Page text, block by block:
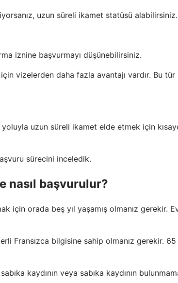
uzun süreli ikamet statüsü alabilirsiniz.
iznine başvurmayı düşünebilirsiniz.
vizelerden daha fazla avantajı vardır. Bu
yoluyla uzun süreli ikamet elde etmek için
sürecini inceledik.
nasıl başvurulur?
için orada beş yıl yaşamış olmanız gerekir.
Fransızca bilgisine sahip olmanız gerekir.
kaydının veya sabıka kaydının